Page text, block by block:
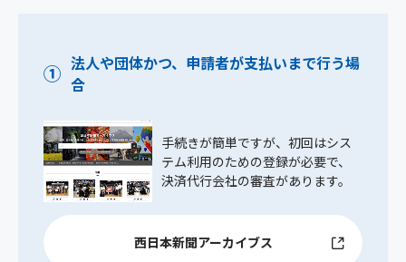
① 法人や団体かつ、申請者が支払いまで行う場
合
手続きが簡単ですが、初回はシス
テム利用のための登録が必要で、
決済代行会社の審査があります。
西日本新聞アーカイブス